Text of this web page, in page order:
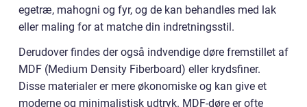
egetræ, mahogni og fyr, og de kan behandles med lak
eller maling for at matche din indretningsstil.
Derudover findes der også indvendige døre fremstillet af
MDF (Medium Density Fiberboard) eller krydsfiner.
Disse materialer er mere økonomiske og kan give et
moderne og minimalistisk udtryk. MDF-døre er ofte